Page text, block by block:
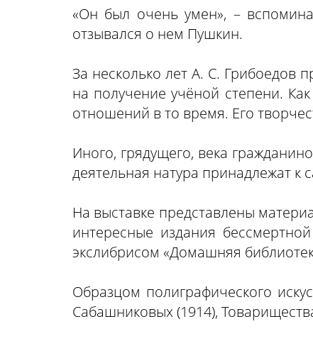
«Он был очень умен», –
отзывался о нем Пушкин.
За несколько лет А. С. Грибоедов
на получение учёной степени.
отношений в то время. Его
Иного, грядущего, века
деятельная натура принадлежат к
На выставке представлены
интересные издания
экслибрисом «Домашняя
Образцом полиграфического
Сабашниковых (1914),